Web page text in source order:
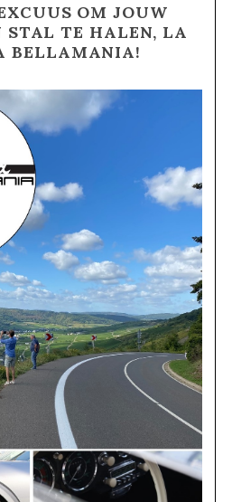
OM JOUW
STAL TE HALEN, LA
BELLAMANIA!